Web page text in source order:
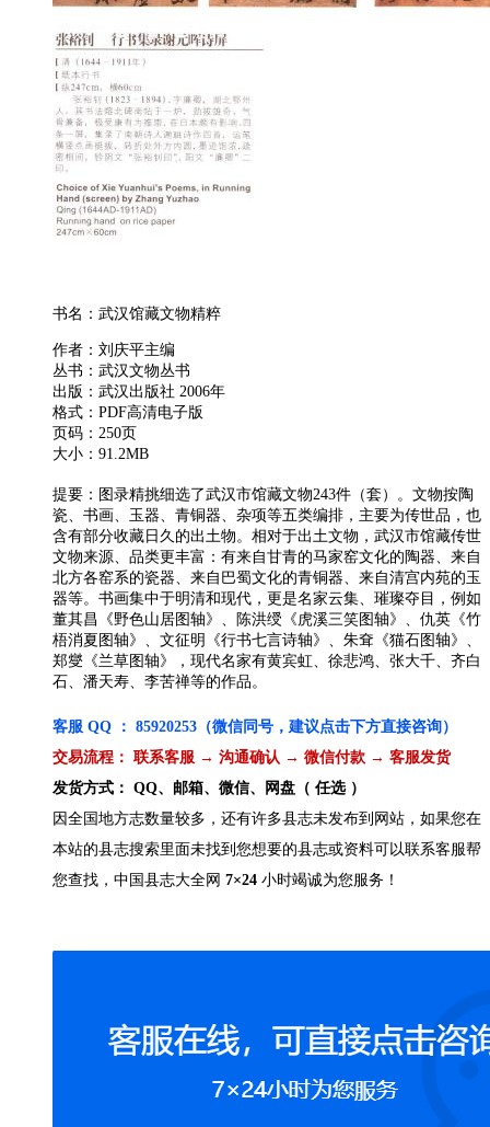
书名：武汉馆藏文物精粹
作者：刘庆平主编
丛书：武汉文物丛书
出版：武汉出版社 2006年
格式：PDF高清电子版
页码：250页
大小：91.2MB
提要：图录精挑细选了武汉市馆藏文物243件（套）。文物按陶
瓷、书画、玉器、青铜器、杂项等五类编排，主要为传世品，也
含有部分收藏日久的出土物。相对于出土文物，武汉市馆藏传世
文物来源、品类更丰富：有来自甘青的马家窑文化的陶器、来自
北方各窑系的瓷器、来自巴蜀文化的青铜器、来自清宫内苑的玉
器等。书画集中于明清和现代，更是名家云集、璀璨夺目，例如
董其昌《野色山居图轴》、陈洪绶《虎溪三笑图轴》、仇英《竹
梧消夏图轴》、文征明《行书七言诗轴》、朱耷《猫石图轴》、
郑燮《兰草图轴》，现代名家有黄宾虹、徐悲鸿、张大千、齐白
石、潘天寿、李苦禅等的作品。
客服 QQ ： 85920253（微信同号，建议点击下方直接咨询）
交易流程： 联系客服 → 沟通确认 → 微信付款 → 客服发货
发货方式： QQ、邮箱、微信、网盘（ 任选 ）
因全国地方志数量较多，还有许多县志未发布到网站，如果您在
本站的县志搜索里面未找到您想要的县志或资料可以联系客服帮
您查找，中国县志大全网 7×24 小时竭诚为您服务！